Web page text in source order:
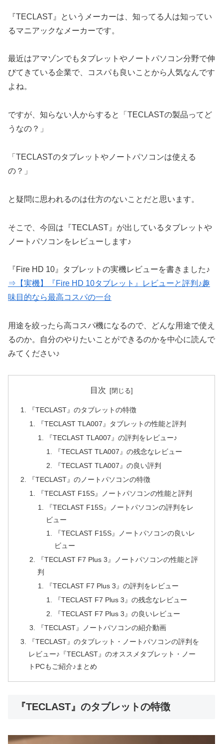
『TECLAST』というメーカーは、知ってる人は知ってい
るマニアックなメーカーです。
最近はアマゾンでもタブレットやノートパソコン分野で伸
びてきている企業で、コスパも良いことから人気なんです
よね。
ですが、知らない人からすると「TECLASTの製品ってど
うなの？」
「TECLASTのタブレットやノートパソコンは使える
の？」
と疑問に思われるのは仕方のないことだと思います。
そこで、今回は『TECLAST』が出しているタブレットや
ノートパソコンをレビューします♪
『Fire HD 10』タブレットの実機レビューを書きました♪
⇒【実機】『Fire HD 10タブレット』レビューと評判♪趣
味目的なら最高コスパの一台
用途を絞ったら高コスパ機になるので、どんな用途で使え
るのか。自分のやりたいことができるのかを中心に読んで
みてください♪
目次
『TECLAST』のタブレットの特徴
『TECLAST TLA007』タブレットの性能と評判
『TECLAST TLA007』の評判をレビュー♪
『TECLAST TLA007』の残念なレビュー
『TECLAST TLA007』の良い評判
『TECLAST』のノートパソコンの特徴
『TECLAST F15S』ノートパソコンの性能と評判
『TECLAST F15S』ノートパソコンの評判をレ
ビュー
『TECLAST F15S』ノートパソコンの良いレ
ビュー
『TECLAST F7 Plus 3』ノートパソコンの性能と評
判
『TECLAST F7 Plus 3』の評判をレビュー
『TECLAST F7 Plus 3』の残念なレビュー
『TECLAST F7 Plus 3』の良いレビュー
『TECLAST』ノートパソコンの紹介動画
『TECLAST』のタブレット・ノートパソコンの評判を
レビュー♪『TECLAST』のオススメタブレット・ノー
トPCもご紹介♪まとめ
『TECLAST』のタブレットの特徴